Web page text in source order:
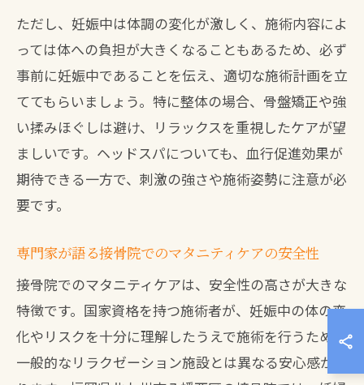
ただし、妊娠中は体調の変化が激しく、施術内容によ
っては体への負担が大きくなることもあるため、必ず
事前に妊娠中であることを伝え、適切な施術計画を立
ててもらいましょう。特に整体の場合、骨盤矯正や強
い揉みほぐしは避け、リラックスを重視したケアが望
ましいです。ヘッドスパについても、血行促進効果が
期待できる一方で、刺激の強さや施術姿勢に注意が必
要です。
専門家が語る接骨院でのマタニティケアの安全性
接骨院でのマタニティケアは、安全性の高さが大きな
特徴です。国家資格を持つ施術者が、妊娠中の体の変
化やリスクを十分に理解したうえで施術を行うため、
一般的なリラクゼーション施設とは異なる安心感があ